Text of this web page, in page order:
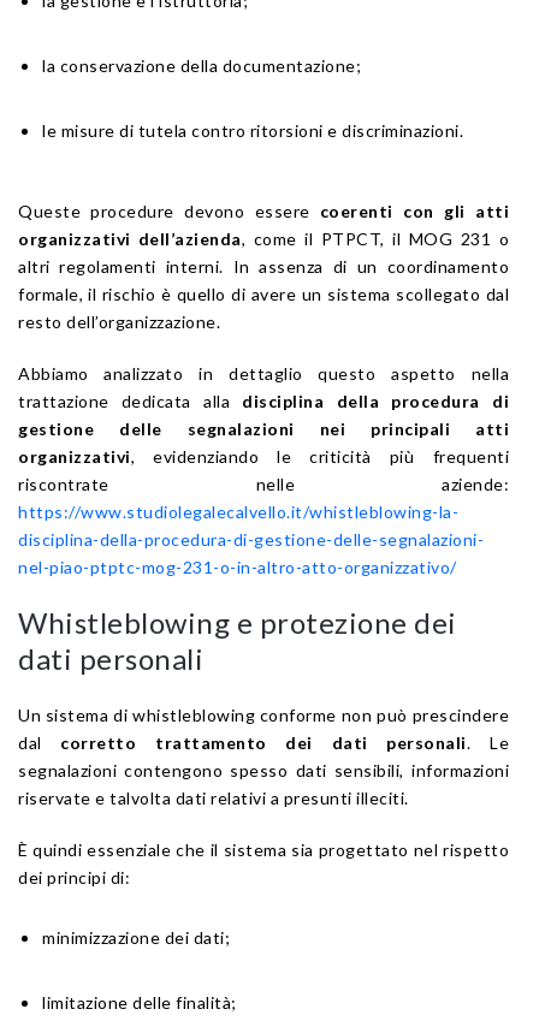
la conservazione della documentazione;
le misure di tutela contro ritorsioni e discriminazioni.
Queste procedure devono essere coerenti con gli atti
organizzativi dell’azienda, come il PTPCT, il MOG 231 o
altri regolamenti interni. In assenza di un coordinamento
formale, il rischio è quello di avere un sistema scollegato dal
resto dell’organizzazione.
Abbiamo analizzato in dettaglio questo aspetto nella
trattazione dedicata alla disciplina della procedura di
gestione delle segnalazioni nei principali atti
organizzativi, evidenziando le criticità più frequenti
riscontrate nelle aziende:
https://www.studiolegalecalvello.it/whistleblowing-la-
disciplina-della-procedura-di-gestione-delle-segnalazioni-
nel-piao-ptptc-mog-231-o-in-altro-atto-organizzativo/
Whistleblowing e protezione dei
dati personali
Un sistema di whistleblowing conforme non può prescindere
dal corretto trattamento dei dati personali. Le
segnalazioni contengono spesso dati sensibili, informazioni
riservate e talvolta dati relativi a presunti illeciti.
È quindi essenziale che il sistema sia progettato nel rispetto
dei principi di:
minimizzazione dei dati;
limitazione delle finalità;